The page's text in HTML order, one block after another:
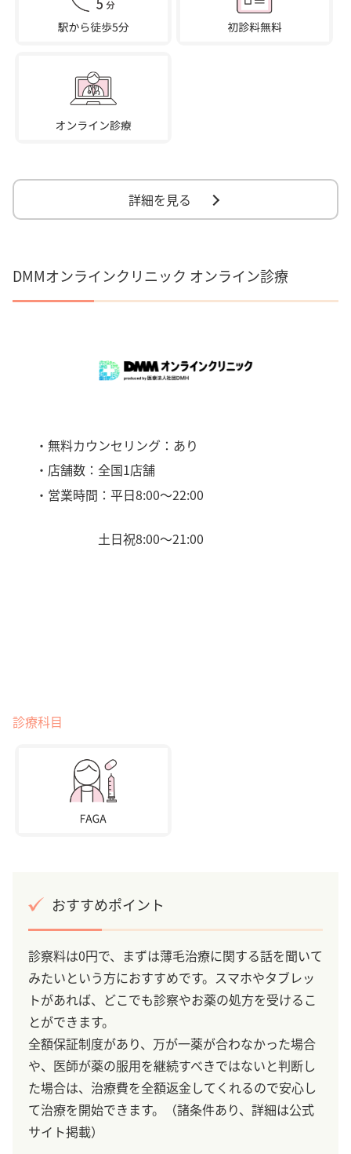
詳細を見る
DMMオンラインクリニック オンライン診療
・無料カウンセリング：あり
・店舗数：全国1店舗
・営業時間：平日8:00〜22:00
土日祝8:00〜21:00
診療科目
おすすめポイント
診察料は0円で、まずは薄毛治療に関する話を聞いて
みたいという方におすすめです。スマホやタブレッ
トがあれば、どこでも診察やお薬の処方を受けるこ
とができます。
全額保証制度があり、万が一薬が合わなかった場合
や、医師が薬の服用を継続すべきではないと判断し
た場合は、治療費を全額返金してくれるので安心し
て治療を開始できます。（諸条件あり、詳細は公式
サイト掲載）